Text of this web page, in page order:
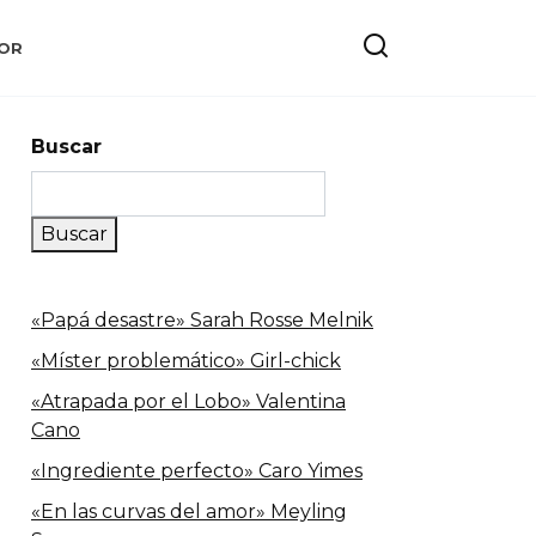
Buscar
Buscar
«Papá desastre» Sarah Rosse Melnik
«Míster problemático» Girl-chick
«Atrapada por el Lobo» Valentina
Cano
«Ingrediente perfecto» Caro Yimes
«En las curvas del amor» Meyling